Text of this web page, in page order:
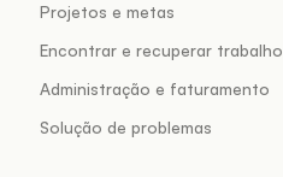
Projetos e metas
Encontrar e recuperar trabalho
Administração e faturamento
Solução de problemas